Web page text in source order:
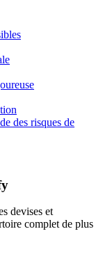
des risques de
devises et
complet de plus